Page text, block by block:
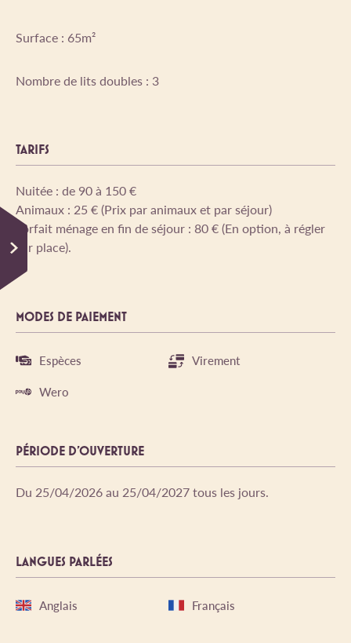
Surface : 65m²
Nombre de lits doubles : 3
TARIFS
Nuitée : de 90 à 150 €
Animaux : 25 € (Prix par animaux et par séjour)
Forfait ménage en fin de séjour : 80 € (En option, à régler
sur place).
MODES DE PAIEMENT
Espèces
Virement
Wero
PÉRIODE D'OUVERTURE
Du 25/04/2026 au 25/04/2027 tous les jours.
LANGUES PARLÉES
Anglais Français